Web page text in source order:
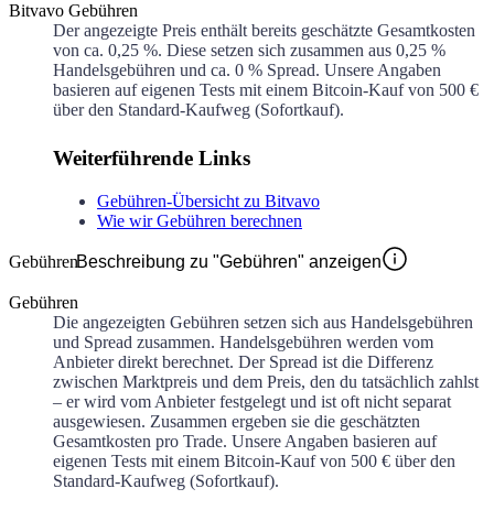
Bitvavo Gebühren
Der angezeigte Preis enthält bereits geschätzte Gesamtkosten
von ca. 0,25 %. Diese setzen sich zusammen aus 0,25 %
Handelsgebühren und ca. 0 % Spread. Unsere Angaben
basieren auf eigenen Tests mit einem Bitcoin-Kauf von 500 €
über den Standard-Kaufweg (Sofortkauf).
Weiterführende Links
Gebühren-Übersicht zu Bitvavo
Wie wir Gebühren berechnen
GebührenBeschreibung zu "Gebühren" anzeigen
Gebühren
Die angezeigten Gebühren setzen sich aus Handelsgebühren
und Spread zusammen. Handelsgebühren werden vom
Anbieter direkt berechnet. Der Spread ist die Differenz
zwischen Marktpreis und dem Preis, den du tatsächlich zahlst
– er wird vom Anbieter festgelegt und ist oft nicht separat
ausgewiesen. Zusammen ergeben sie die geschätzten
Gesamtkosten pro Trade. Unsere Angaben basieren auf
eigenen Tests mit einem Bitcoin-Kauf von 500 € über den
Standard-Kaufweg (Sofortkauf).